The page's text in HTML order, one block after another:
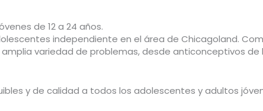
de 12 a 24 años.
independiente en el área de Chicagoland.
variedad de problemas, desde anticonceptivos
y de calidad a todos los adolescentes y adultos